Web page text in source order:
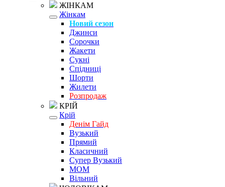
ЖІНКАМ
Жінкам
Новий сезон
Джинси
Сорочки
Жакети
Сукні
Спідниці
Шорти
Жилети
Розпродаж
КРІЙ
Крій
Денім Гайд
Вузький
Прямий
Класичний
Супер Вузький
MOM
Вільний